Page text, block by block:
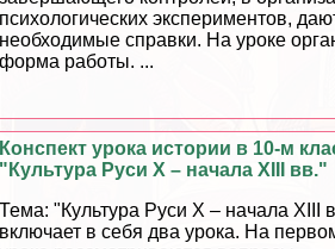
психологических экспериментов,
необходимые справки. На уроке
форма работы. ...
Конспект урока истории в 10-м
"Культура Руси Х – начала XIII вв."
Тема: "Культура Руси Х – начала ХIII
включает в себя два урока. На